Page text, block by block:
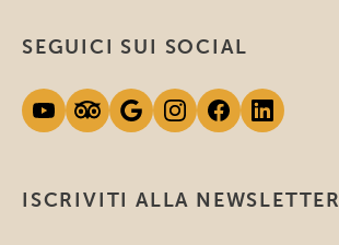
ISCRIVITI ALLA NEWSLETTER
SEGUICI SUI SOCIAL